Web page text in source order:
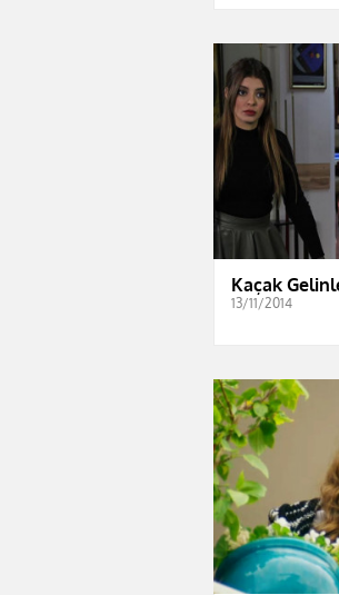
Kaçak
13/11/2014